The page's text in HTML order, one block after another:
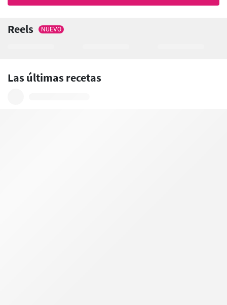
Reels NUEVO
Las últimas recetas